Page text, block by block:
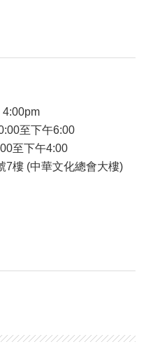
4:00pm
至下午6:00
至下午4:00
7樓 (中華文化總會大樓)